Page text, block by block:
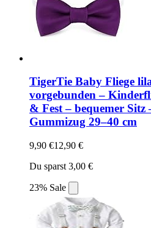
TigerTie Baby Fliege
vorgebunden –
& Fest – bequemer Sitz
Gummizug 29–40 cm
9,90 €12,90 €
Du sparst 3,00 €
23% Sale